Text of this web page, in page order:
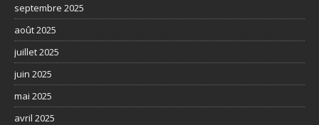
septembre 2025
août 2025
juillet 2025
juin 2025
mai 2025
avril 2025